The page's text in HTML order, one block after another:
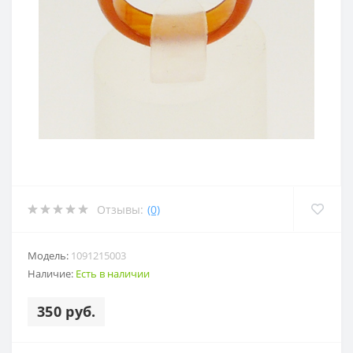
Отзывы: (0)
Модель: 1091215003
Наличие: Есть в наличии
350 руб.